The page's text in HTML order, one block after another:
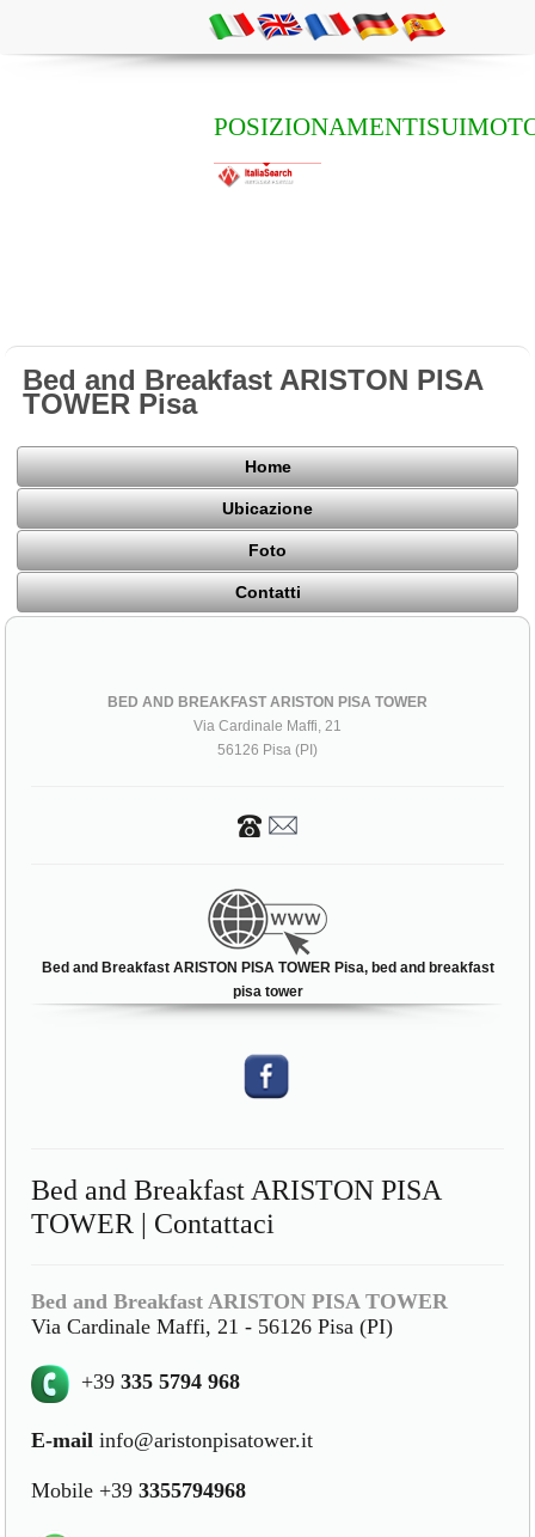
Bed and Breakfast ARISTON PISA
TOWER Pisa
Home
Ubicazione
Foto
Contatti
BED AND BREAKFAST ARISTON PISA TOWER
Via Cardinale Maffi, 21
56126 Pisa (PI)
Bed and Breakfast ARISTON PISA TOWER Pisa, bed and breakfast
pisa tower
Bed and Breakfast ARISTON PISA
TOWER | Contattaci
Bed and Breakfast ARISTON PISA TOWER
Via Cardinale Maffi, 21 - 56126 Pisa (PI)
+39335 5794 968
E-mail info@aristonpisatower.it
Mobile +393355794968